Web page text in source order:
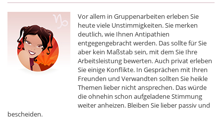
Vor allem in Gruppenarbeiten erleben Sie
heute viele Unstimmigkeiten. Sie merken
deutlich, wie Ihnen Antipathien
entgegengebracht werden. Das sollte für Sie
aber kein Maßstab sein, mit dem Sie Ihre
Arbeitsleistung bewerten. Auch privat erleben
Sie einige Konflikte. In Gesprächen mit Ihren
Freunden und Verwandten sollten Sie heikle
Themen lieber nicht ansprechen. Das würde
die ohnehin schon aufgeladene Stimmung
weiter anheizen. Bleiben Sie lieber passiv und
bescheiden.